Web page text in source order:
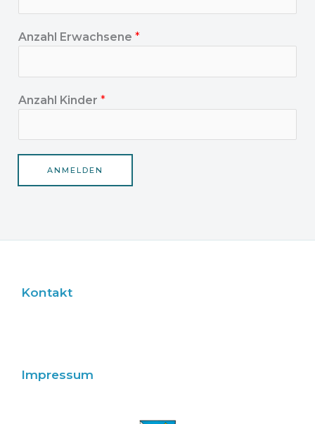
Anzahl Erwachsene *
Anzahl Kinder *
ANMELDEN
Kontakt
Impressum